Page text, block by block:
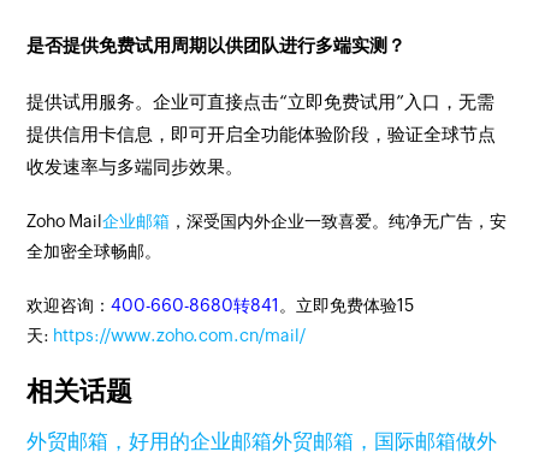
是否提供免费试用周期以供团队进行多端实测？
提供试用服务。企业可直接点击“立即免费试用”入口，无需
提供信用卡信息，即可开启全功能体验阶段，验证全球节点
收发速率与多端同步效果。
Zoho Mail企业邮箱 ，深受国内外企业一致喜爱。纯净无广告，安
全加密全球畅邮。
欢迎咨询：400-660-8680转841 。立即免费体验15
天: https://www.zoho.com.cn/mail/
相关话题
外贸邮箱，好用的企业邮箱外贸邮箱，国际邮箱做外